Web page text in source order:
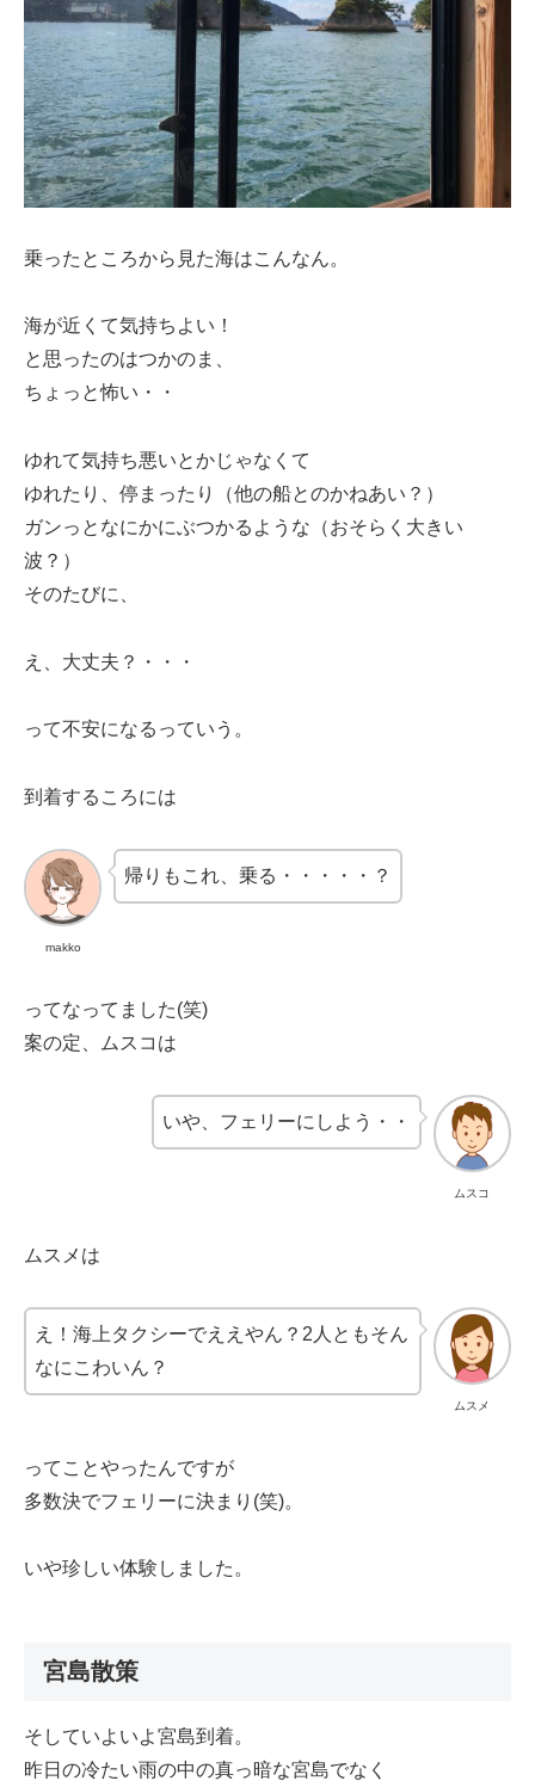
乗ったところから見た海はこんなん。
海が近くて気持ちよい！
と思ったのはつかのま、
ちょっと怖い・・
ゆれて気持ち悪いとかじゃなくて
ゆれたり、停まったり（他の船とのかねあい？）
ガンっとなにかにぶつかるような（おそらく大きい
波？）
そのたびに、
え、大丈夫？・・・
って不安になるっていう。
到着するころには
makko
帰りもこれ、乗る・・・・・？
ってなってました(笑)
案の定、ムスコは
ムスコ
いや、フェリーにしよう・・
ムスメは
ムスメ
え！海上タクシーでええやん？2人ともそん
なにこわいん？
ってことやったんですが
多数決でフェリーに決まり(笑)。
いや珍しい体験しました。
宮島散策
そしていよいよ宮島到着。
昨日の冷たい雨の中の真っ暗な宮島でなく